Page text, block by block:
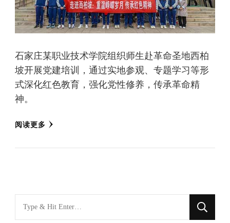
石家庄某职业技术学院组织师生赴革命圣地西柏
坡开展党建培训，通过实地参观、专题学习等形
式深化红色教育，强化党性修养，传承革命精
神。
阅读更多
什